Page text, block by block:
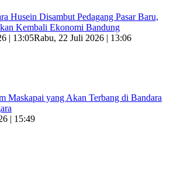
Husein Disambut Pedagang Pasar Baru,
Kembali Ekonomi Bandung
| 13:05Rabu, 22 Juli 2026 | 13:06
Maskapai yang Akan Terbang di Bandara
| 15:49